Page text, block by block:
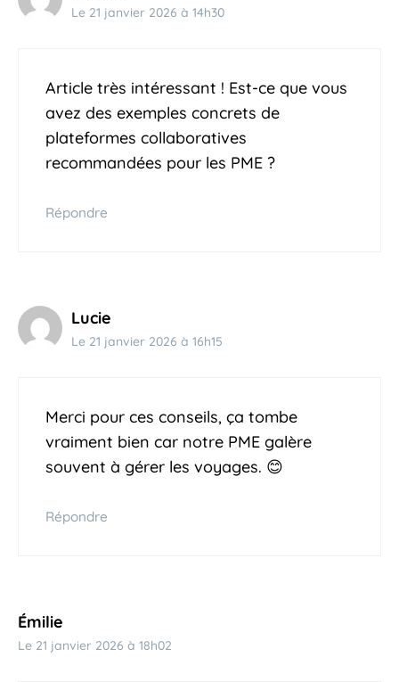
Le 21 janvier 2026 à 14h30
Article très intéressant ! Est-ce que vous
avez des exemples concrets de
plateformes collaboratives
recommandées pour les PME ?
Répondre
Lucie
Le 21 janvier 2026 à 16h15
Merci pour ces conseils, ça tombe
vraiment bien car notre PME galère
souvent à gérer les voyages. 😊
Répondre
Émilie
Le 21 janvier 2026 à 18h02